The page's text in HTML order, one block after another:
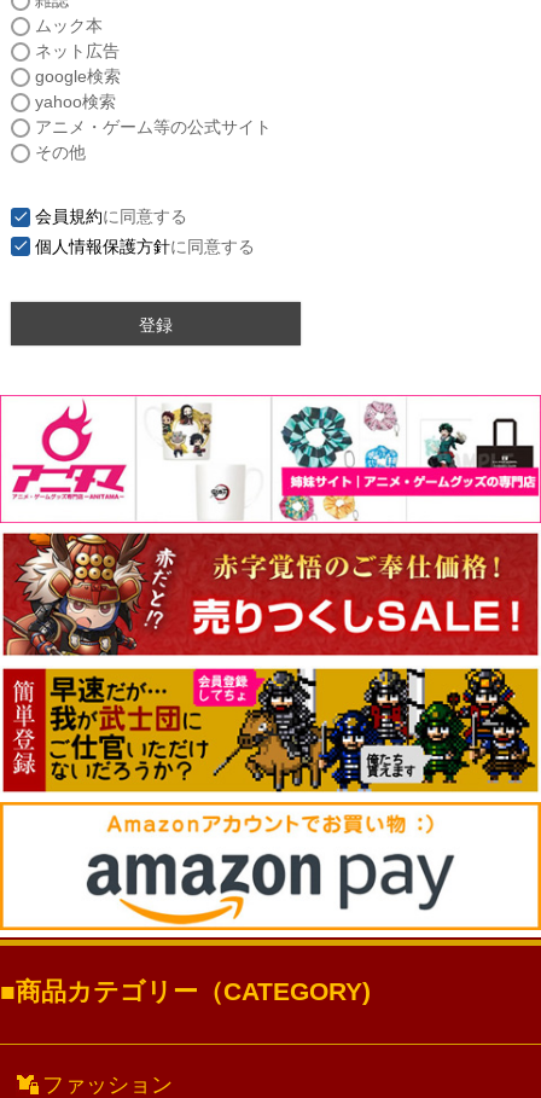
ムック本
ネット広告
google検索
yahoo検索
アニメ・ゲーム等の公式サイト
その他
会員規約に同意する
個人情報保護方針に同意する
登録
商品カテゴリー（CATEGORY)
ファッション